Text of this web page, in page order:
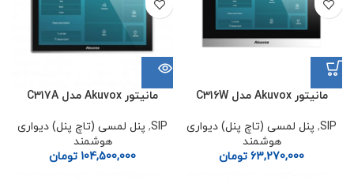
مانیتور Akuvox مدل C316W
SIP
, پنل لمسی (تاچ پنل) دیواری
هوشمند
63,270,000 تومان
مانیتور Akuvox مدل C317A
SIP
, پنل لمسی (تاچ پنل) دیواری
هوشمند
104,500,000 تومان